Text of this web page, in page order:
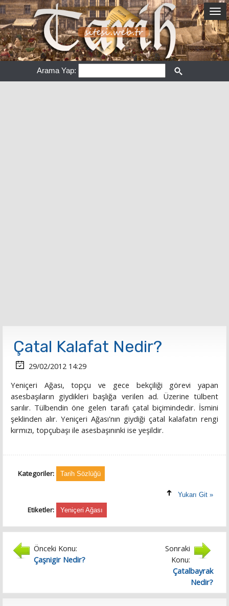
Arama Yap:
Çatal Kalafat Nedir?
29/02/2012 14:29
Yeniçeri Ağası, topçu ve gece bekçiliği görevi yapan
asesbaşıların giydikleri başlığa verilen ad. Üzerine tülbent
sarılır. Tülbendin öne gelen tarafı çatal biçimindedir. İsmini
şeklinden alır. Yeniçeri Ağası'nın giydiği çatal kalafatın rengi
kırmızı, topçubaşı ile asesbaşınınki ise yeşildir.
Kategoriler: Tarih Sözlüğü
Yukarı Git »
Etiketler: Yeniçeri Ağası
Önceki Konu:
Çaşnigir Nedir?
Sonraki
Konu:
Çatalbayrak
Nedir?